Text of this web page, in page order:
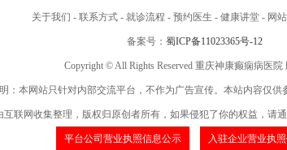
关于我们 - 联系方式 - 就诊流程 - 预约医生 - 健康讲堂 - 网
备案号： 蜀ICP备11023365号-12
Copyright © All Rights Reserved 重庆神康癫痫病医院
：本网站只针对内部交流平台，不作为广告宣传。本站内容仅供
联网收集整理，版权归原创者所有，如果侵犯了你的权益，请
平台公司营业执照信息公示 入驻企业营业执